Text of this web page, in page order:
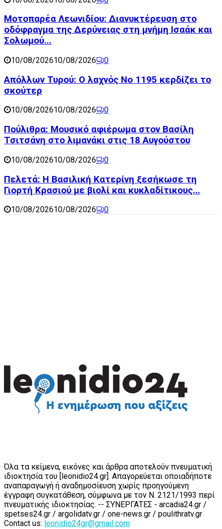
Μοτοπαρέα Λεωνιδίου: Διανυκτέρευση στο
οδόφραγμα της Δερύνειας στη μνήμη Ισαάκ και
Σολωμού...
10/08/202610/08/2026 0
Απόλλων Τυρού: Ο λαχνός Νο 1195 κερδίζει το
σκούτερ
10/08/202610/08/2026 0
Πούλιθρα: Μουσικό αφιέρωμα στον Βασίλη
Τσιτσάνη στο λιμανάκι στις 18 Αυγούστου
10/08/202610/08/2026 0
Πελετά: Η Βασιλική Κατερίνη ξεσήκωσε τη
Γιορτή Κρασιού με βιολί και κυκλαδίτικους...
10/08/202610/08/2026 0
Όλα τα κείμενα, εικόνες και άρθρα αποτελούν πνευματική
ιδιοκτησία του [leonidio24.gr]. Απαγορεύεται οποιαδήποτε
αναπαραγωγή ή αναδημοσίευση χωρίς προηγούμενη
έγγραφη συγκατάθεση, σύμφωνα με τον Ν. 2121/1993 περί
πνευματικής ιδιοκτησίας. -- ΣΥΝΕΡΓΑΤΕΣ - arcadia24.gr /
spetses24.gr / argolidatv.gr / one-news.gr / poulithratv.gr
Contact us: leonidio24gr@gmail.com